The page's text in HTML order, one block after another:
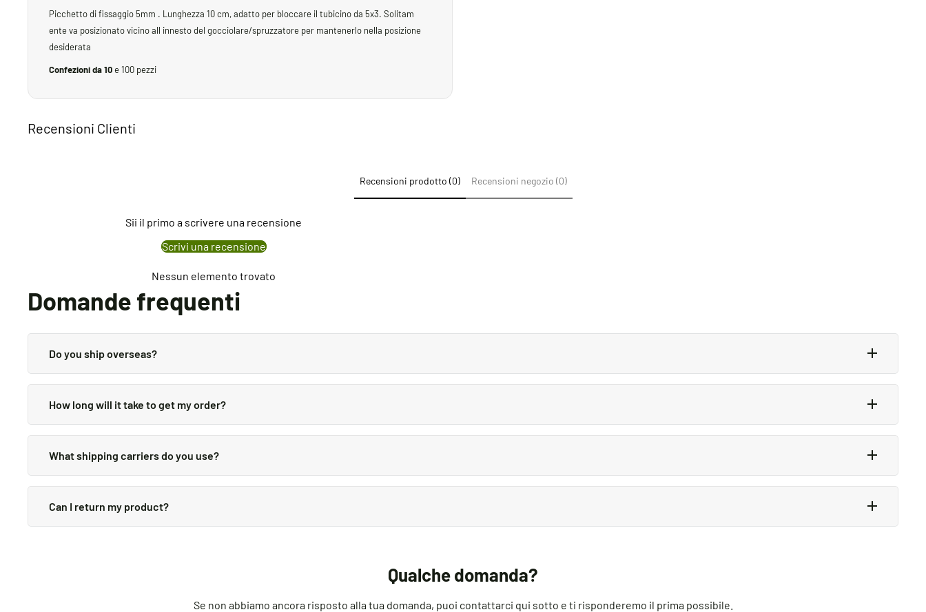
Picchetto di fissaggio 5mm . Lunghezza 10 cm, adatto per bloccare il tubicino da 5x3. Solitam
ente va posizionato vicino all innesto del gocciolare/spruzzatore per mantenerlo nella posizione
desiderata
Confezioni da 10e 100 pezzi
Recensioni Clienti
Recensioni prodotto (0) Recensioni negozio (0)
Sii il primo a scrivere una recensione
Scrivi una recensione
Nessun elemento trovato
Domande frequenti
Do you ship overseas?
How long will it take to get my order?
provided in your confirmation email.
What shipping carriers do you use?
Can I return my product?
Qualche domanda?
Se non abbiamo ancora risposto alla tua domanda, puoi contattarci qui sotto e ti risponderemo il prima possibile.